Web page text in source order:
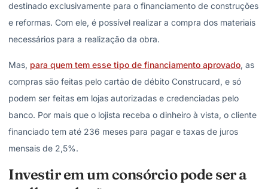
destinado exclusivamente para o financiamento de construções
e reformas. Com ele, é possível realizar a compra dos materiais
necessários para a realização da obra.
Mas, para quem tem esse tipo de financiamento aprovado, as
compras são feitas pelo cartão de débito Construcard, e só
podem ser feitas em lojas autorizadas e credenciadas pelo
banco. Por mais que o lojista receba o dinheiro à vista, o cliente
financiado tem até 236 meses para pagar e taxas de juros
mensais de 2,5%.
Investir em um consórcio pode ser a